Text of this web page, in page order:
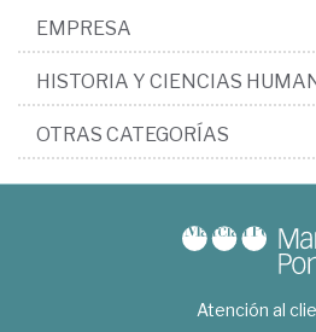
EMPRESA
HISTORIA Y CIENCIAS
OTRAS CATEGORÍAS
Atención al